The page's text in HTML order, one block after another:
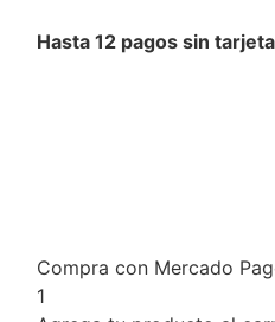
Hasta 12 pagos sin tarjeta
Compra con Mercado
1